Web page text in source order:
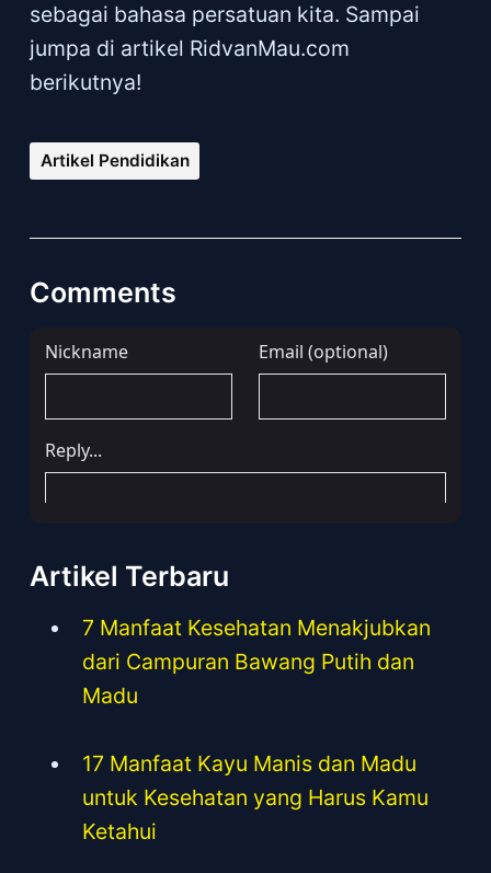
sebagai bahasa persatuan kita. Sampai
jumpa di artikel RidvanMau.com
berikutnya!
Artikel Pendidikan
Comments
Artikel Terbaru
7 Manfaat Kesehatan Menakjubkan
dari Campuran Bawang Putih dan
Madu
17 Manfaat Kayu Manis dan Madu
untuk Kesehatan yang Harus Kamu
Ketahui